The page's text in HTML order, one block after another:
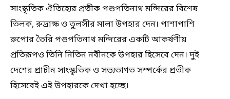
সাংস্কৃতিক ঐতিহ্যের প্রতীক পশুপতিনাথ মন্দিরের বিশেষ
তিলক, রুদ্রাক্ষ ও তুলসীর মালা উপহার দেন। পাশাপাশি
রুপোর তৈরি পশুপতিনাথ মন্দিরের একটি আকর্ষণীয়
প্রতিরূপও তিনি নিতিন নবীনকে উপহার হিসেবে দেন। দুই
দেশের প্রাচীন সাংস্কৃতিক ও সভ্যতাগত সম্পর্কের প্রতীক
হিসেবেই এই উপহারকে দেখা হচ্ছে।